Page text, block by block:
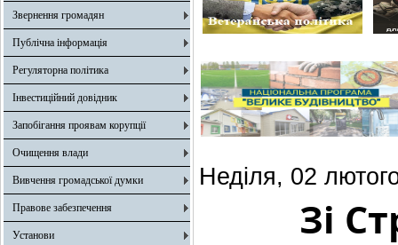
Звернення громадян
Публічна інформація
Регуляторна політика
Інвестиційний довідник
Запобігання проявам корупції
Очищення влади
Вивчення громадської думки
Правове забезпечення
Установи
Неділя, 02
Зі